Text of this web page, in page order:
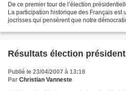
De ce premier tour de l’élection
La participation historique des Français est
jocrisses qui pensèrent que notre
Résultats élection
Publié le 23/04/2007 à 13:16
Par Christian Vanneste